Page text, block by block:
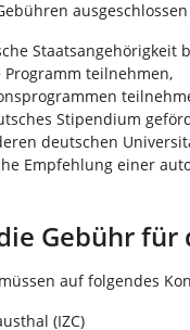
Staatsangehörigkeit
Programm teilnehmen,
Stipendium
deutschen
Empfehlung einer
Gebühr
auf folgendes
(IZC)